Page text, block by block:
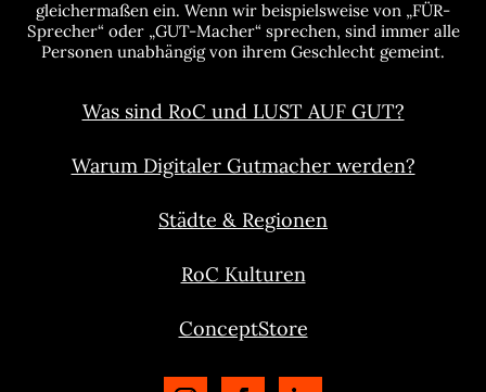
gleichermaßen ein. Wenn wir beispielsweise von „FÜR-
Sprecher“ oder „GUT-Macher“ sprechen, sind immer alle
Personen unabhängig von ihrem Geschlecht gemeint.
Was sind RoC und LUST AUF GUT?
Warum Digitaler Gutmacher werden?
Städte & Regionen
RoC Kulturen
ConceptStore